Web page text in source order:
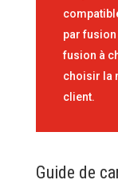
par
fusion à
choisir la
client.
Guide de